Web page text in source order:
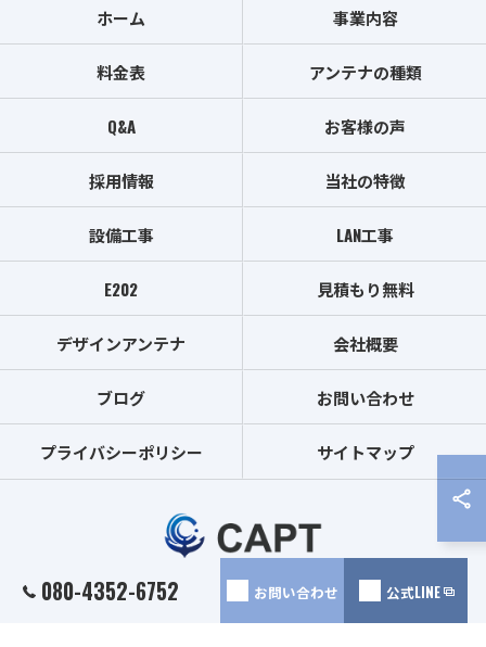
080-4352-6752 お問い合わせ 公式LINE
ホーム 事業内容
料金表 アンテナの種類
Q&A お客様の声
採用情報 当社の特徴
設備工事 LAN工事
E202 見積もり無料
デザインアンテナ 会社概要
ブログ お問い合わせ
プライバシーポリシー サイトマップ
© 2026 埼玉のアンテナ工事は株式会社CAPT ALL RIGHTS RESERVED.